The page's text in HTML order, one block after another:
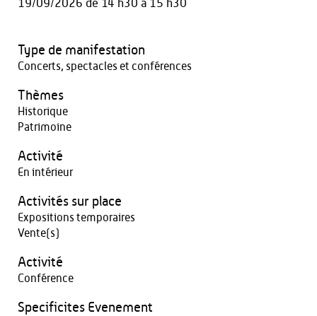
19/09/2026 de 14 h30 à 15 h30
Type de manifestation
Concerts, spectacles et conférences
Thèmes
Historique
Patrimoine
Activité
En intérieur
Activités sur place
Expositions temporaires
Vente(s)
Activité
Conférence
Specificites Evenement